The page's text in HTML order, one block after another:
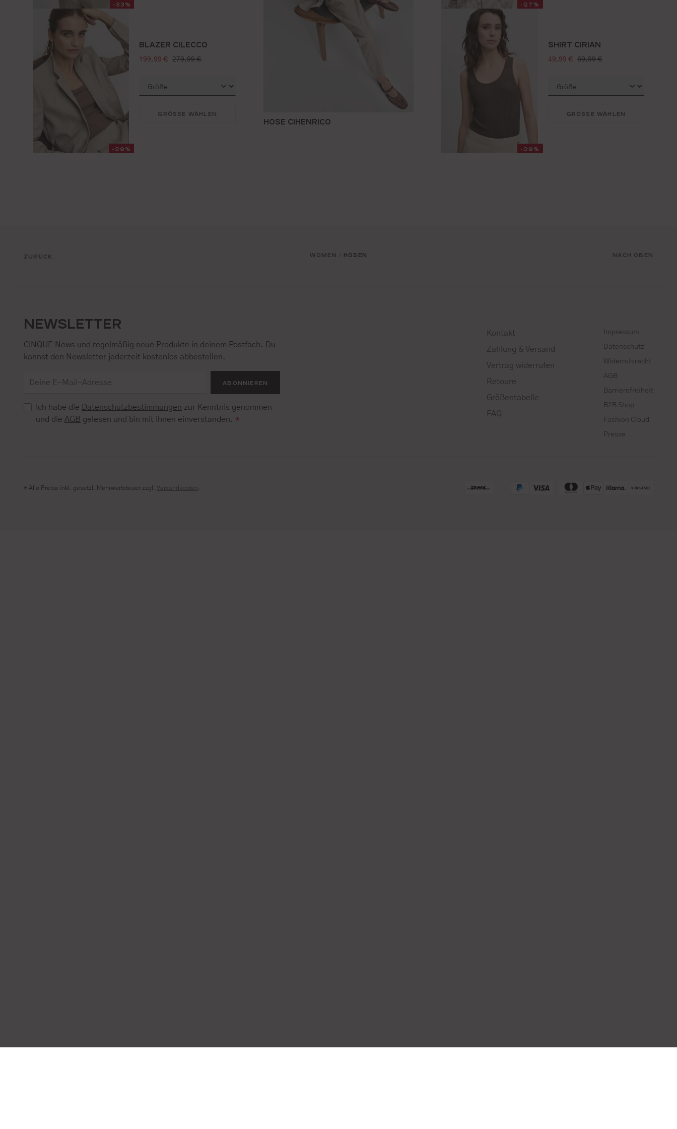
HOSE CIHENRICO
-33%
-29%
BLAZER CILECCO
verkaufspreis:
199,99 € regulärer preis:
279,99 €
GRÖSSE WÄHLEN
-27%
-29%
SHIRT CIRIAN
verkaufspreis:
49,99 € regulärer preis:
69,99 €
GRÖSSE WÄHLEN
ZURÜCK WOMEN HOSEN NACH OBEN
NEWSLETTER
CINQUE News und regelmäßig neue Produkte in deinem Postfach. Du
kannst den Newsletter jederzeit kostenlos abbestellen.
ABONNIEREN
Ich habe die Datenschutzbestimmungen zur Kenntnis genommen
und dieAGB gelesen und bin mit ihnen einverstanden. *
Kontakt
Zahlung & Versand
Vertrag widerrufen
Retoure
Größentabelle
FAQ
Impressum
Datenschutz
Widerrufsrecht
AGB
Barrierefreiheit
B2B Shop
Fashion Cloud
Presse
* Alle Preise inkl. gesetzl. Mehrwertsteuer zzgl. Versandkosten